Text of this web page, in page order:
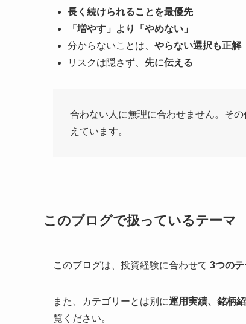
長く続けられることを最優先
「増やす」より「やめない」
分からないことは、 やらない選択も正解
リスクは隠さず、 先に伝える
合わない人に無理に合わせません。そ
えています。
このブログで扱っているテーマ
このブログは、投資経験に合わせて 3つの
また、カテゴリーとは別に運用実績、銘柄
覧ください。